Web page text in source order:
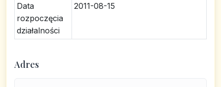
Data
rozpoczęcia
działalności
2011-08-15
Adres